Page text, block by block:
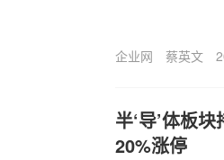
企业网 蔡英文
半‘导’体板
20%涨停